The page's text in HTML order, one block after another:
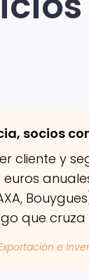
socios
cliente y
euros
que cruza
Exportación e